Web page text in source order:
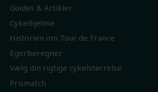
Guides & Artikler
Cykelhjelme
Historien om Tour de France
Egerberegner
Vælg din rigtige cykelstørrelse
Prismatch